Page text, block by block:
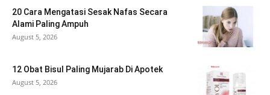
20 Cara Mengatasi Sesak Nafas Secara
Alami Paling Ampuh
August 5, 2026
12 Obat Bisul Paling Mujarab Di Apotek
August 5, 2026